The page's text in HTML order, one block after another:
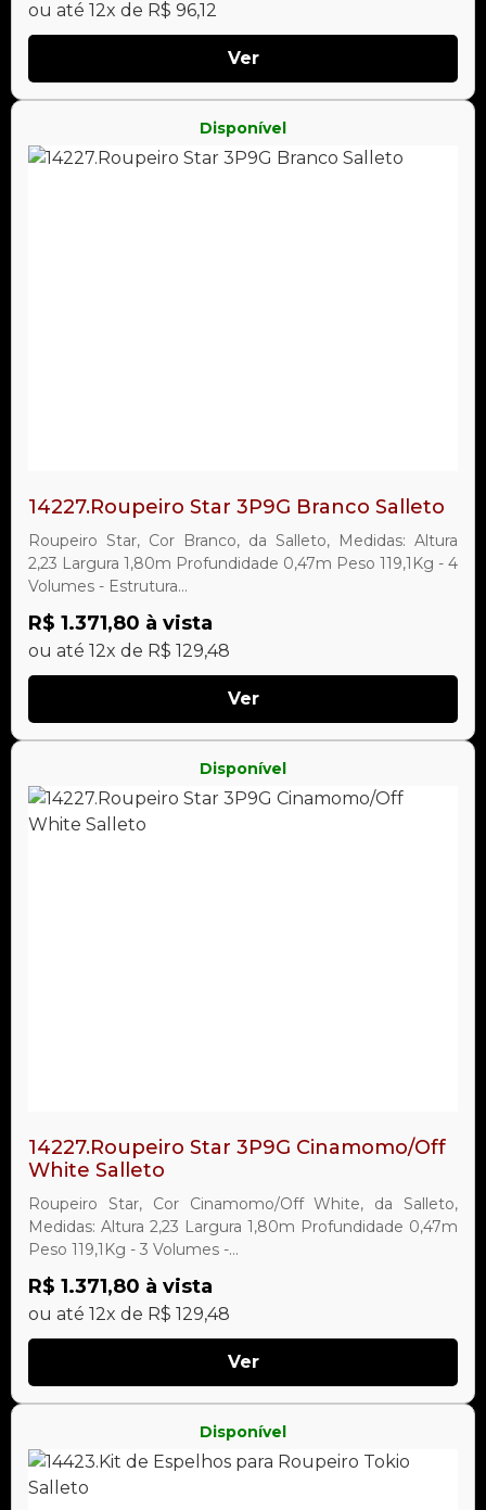
ou até 12x de R$ 96,12
Ver
Disponível
14227.Roupeiro Star 3P9G Branco Salleto
Roupeiro Star, Cor Branco, da Salleto, Medidas: Altura
2,23 Largura 1,80m Profundidade 0,47m Peso 119,1Kg - 4
Volumes - Estrutura...
R$ 1.371,80 à vista
ou até 12x de R$ 129,48
Ver
Disponível
14227.Roupeiro Star 3P9G Cinamomo/Off
White Salleto
Roupeiro Star, Cor Cinamomo/Off White, da Salleto,
Medidas: Altura 2,23 Largura 1,80m Profundidade 0,47m
Peso 119,1Kg - 3 Volumes -...
R$ 1.371,80 à vista
ou até 12x de R$ 129,48
Ver
Disponível